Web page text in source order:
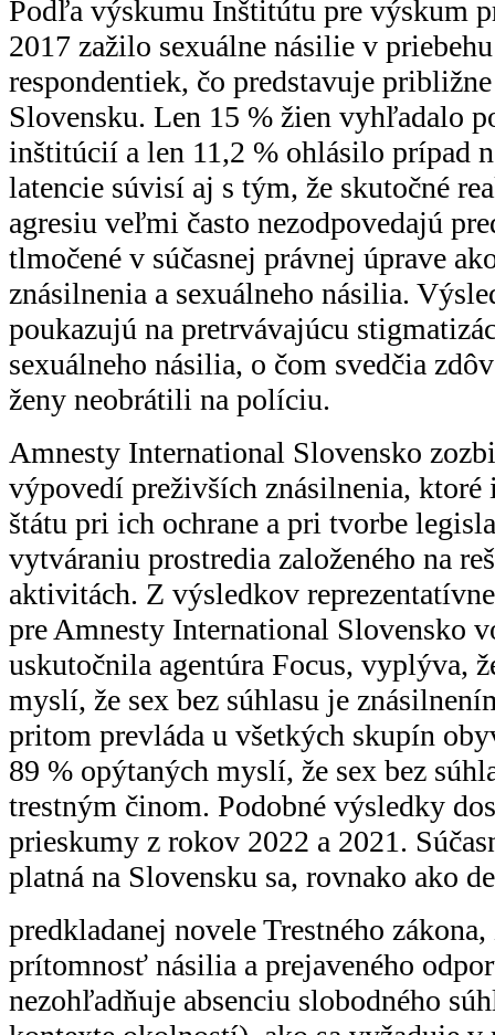
Podľa výskumu Inštitútu pre výskum
2017 zažilo sexuálne násilie v
respondentiek, čo predstavuje
Slovensku. Len 15 % žien vyhľadalo
inštitúcií a len 11,2 % ohlásilo prípad
latencie súvisí aj s tým, že skutočné
agresiu veľmi často nezodpovedajú
tlmočené v súčasnej právnej úprave
znásilnenia a sexuálneho násilia.
poukazujú na pretrvávajúcu
sexuálneho násilia, o čom svedčia
ženy neobrátili na políciu.
Amnesty International Slovensko
výpovedí preživších znásilnenia,
štátu pri ich ochrane a pri tvorbe
vytváraniu prostredia založeného na
aktivitách. Z výsledkov
pre Amnesty International Slovensko
uskutočnila agentúra Focus, vyplýva,
myslí, že sex bez súhlasu je
pritom prevláda u všetkých skupín
89 % opýtaných myslí, že sex bez
trestným činom. Podobné výsledky
prieskumy z rokov 2022 a 2021.
platná na Slovensku sa, rovnako ako
predkladanej novele Trestného zákona,
prítomnosť násilia a prejaveného
nezohľadňuje absenciu slobodného